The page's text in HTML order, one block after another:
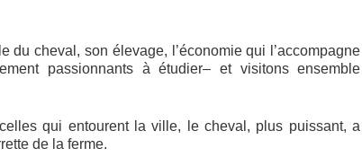
cheval, son élevage, l’économie qui l’accompagne
passionnants à étudier– et visitons ensemble
qui entourent la ville, le cheval, plus puissant, a
de la ferme.